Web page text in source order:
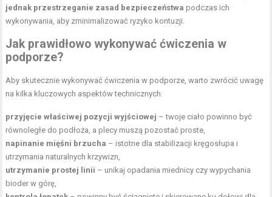
jednak przestrzeganie zasad bezpieczeństwa podczas ich
wykonywania, aby zminimalizować ryzyko kontuzji.
Jak prawidłowo wykonywać ćwiczenia w
podporze?
Aby skutecznie wykonywać ćwiczenia w podporze, warto zwrócić uwagę
na kilka kluczowych aspektów technicznych:
przyjęcie właściwej pozycji wyjściowej – twoje ciało powinno być
równoległe do podłoża, a plecy muszą pozostać proste,
napinanie mięśni brzucha – istotne dla stabilizacji kręgosłupa i
utrzymania naturalnych krzywizn,
utrzymanie prostej linii – unikaj opadania miednicy czy wypychania
bioder w górę,